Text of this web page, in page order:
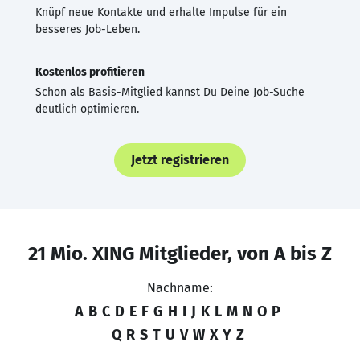
Knüpf neue Kontakte und erhalte Impulse für ein
besseres Job-Leben.
Kostenlos profitieren
Schon als Basis-Mitglied kannst Du Deine Job-Suche
deutlich optimieren.
Jetzt registrieren
21 Mio. XING Mitglieder, von A bis Z
Nachname:
A B C D E F G H I J K L M N O P
Q R S T U V W X Y Z